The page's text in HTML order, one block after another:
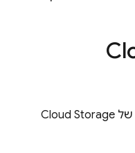
של Cloud Storage